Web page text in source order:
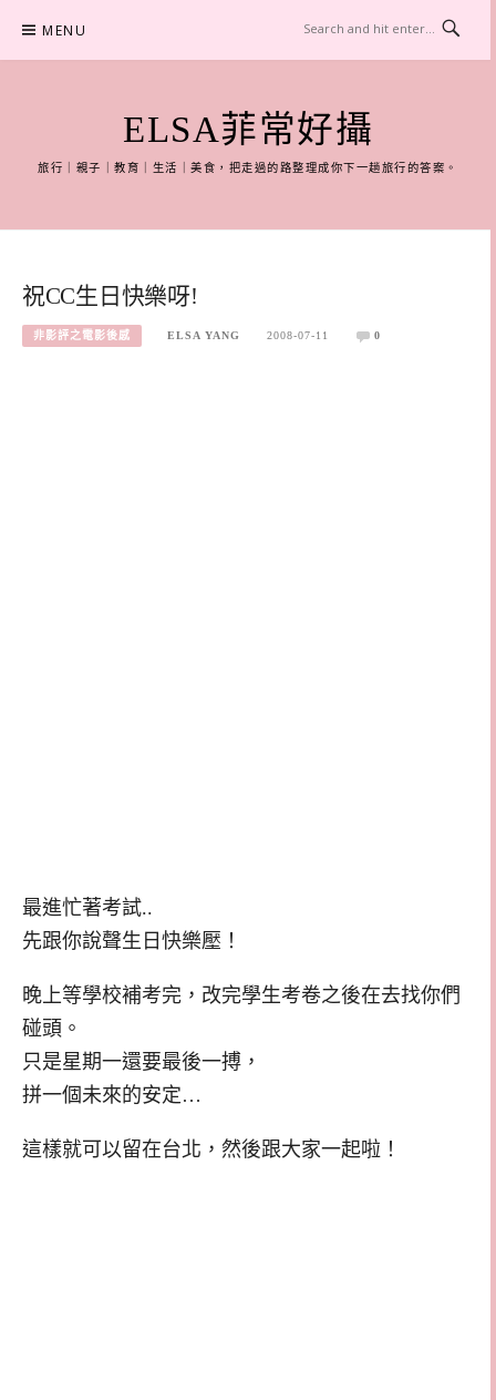
content
MENU
ELSA菲常好攝
旅行｜親子｜教育｜生活｜美食，把走過的路整理成你下一趟旅行的答案。
祝CC生日快樂呀!
非影評之電影後感 ELSA YANG 2008-07-11 0
最進忙著考試..
先跟你說聲生日快樂壓！
晚上等學校補考完，改完學生考卷之後在去找你們
碰頭。
只是星期一還要最後一搏，
拼一個未來的安定…
這樣就可以留在台北，然後跟大家一起啦！